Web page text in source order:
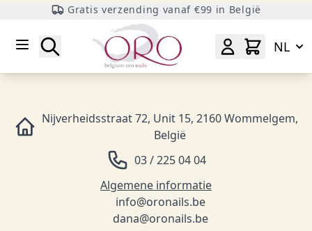
Gratis verzending vanaf €99 in België
Zoeken
NL
Nijverheidsstraat 72, Unit 15, 2160 Wommelgem,
België
03 / 225 04 04
Algemene informatie
info@oronails.be
dana@oronails.be